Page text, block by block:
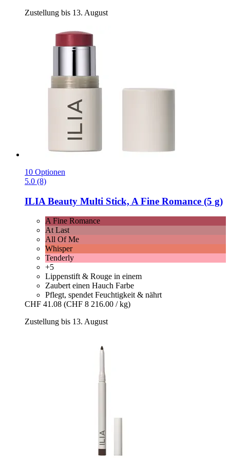
Zustellung bis 13. August
10 Optionen
5.0 (8)
ILIA Beauty Multi Stick, A Fine Romance (5 g)
A Fine Romance
At Last
All Of Me
Whisper
Tenderly
+5
Lippenstift & Rouge in einem
Zaubert einen Hauch Farbe
Pflegt, spendet Feuchtigkeit & nährt
CHF 41.08 (CHF 8 216.00 / kg)
Zustellung bis 13. August